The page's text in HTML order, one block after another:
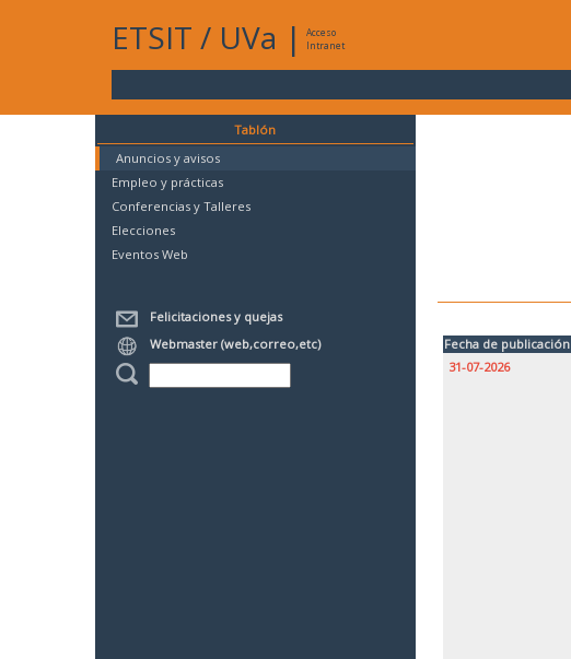
ETSIT / UVa |
Acceso
Intranet
Tablón
Anuncios y avisos
Empleo y prácticas
Conferencias y Talleres
Elecciones
Eventos Web
Felicitaciones y quejas
Webmaster (web,correo,etc)
Fecha de publicación
31-07-2026